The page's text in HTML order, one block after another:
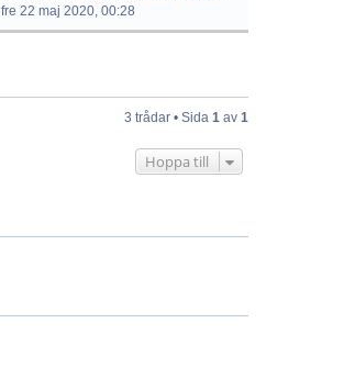
fre 22 maj 2020, 00:28
3 trådar • Sida 1 av 1
Hoppa till